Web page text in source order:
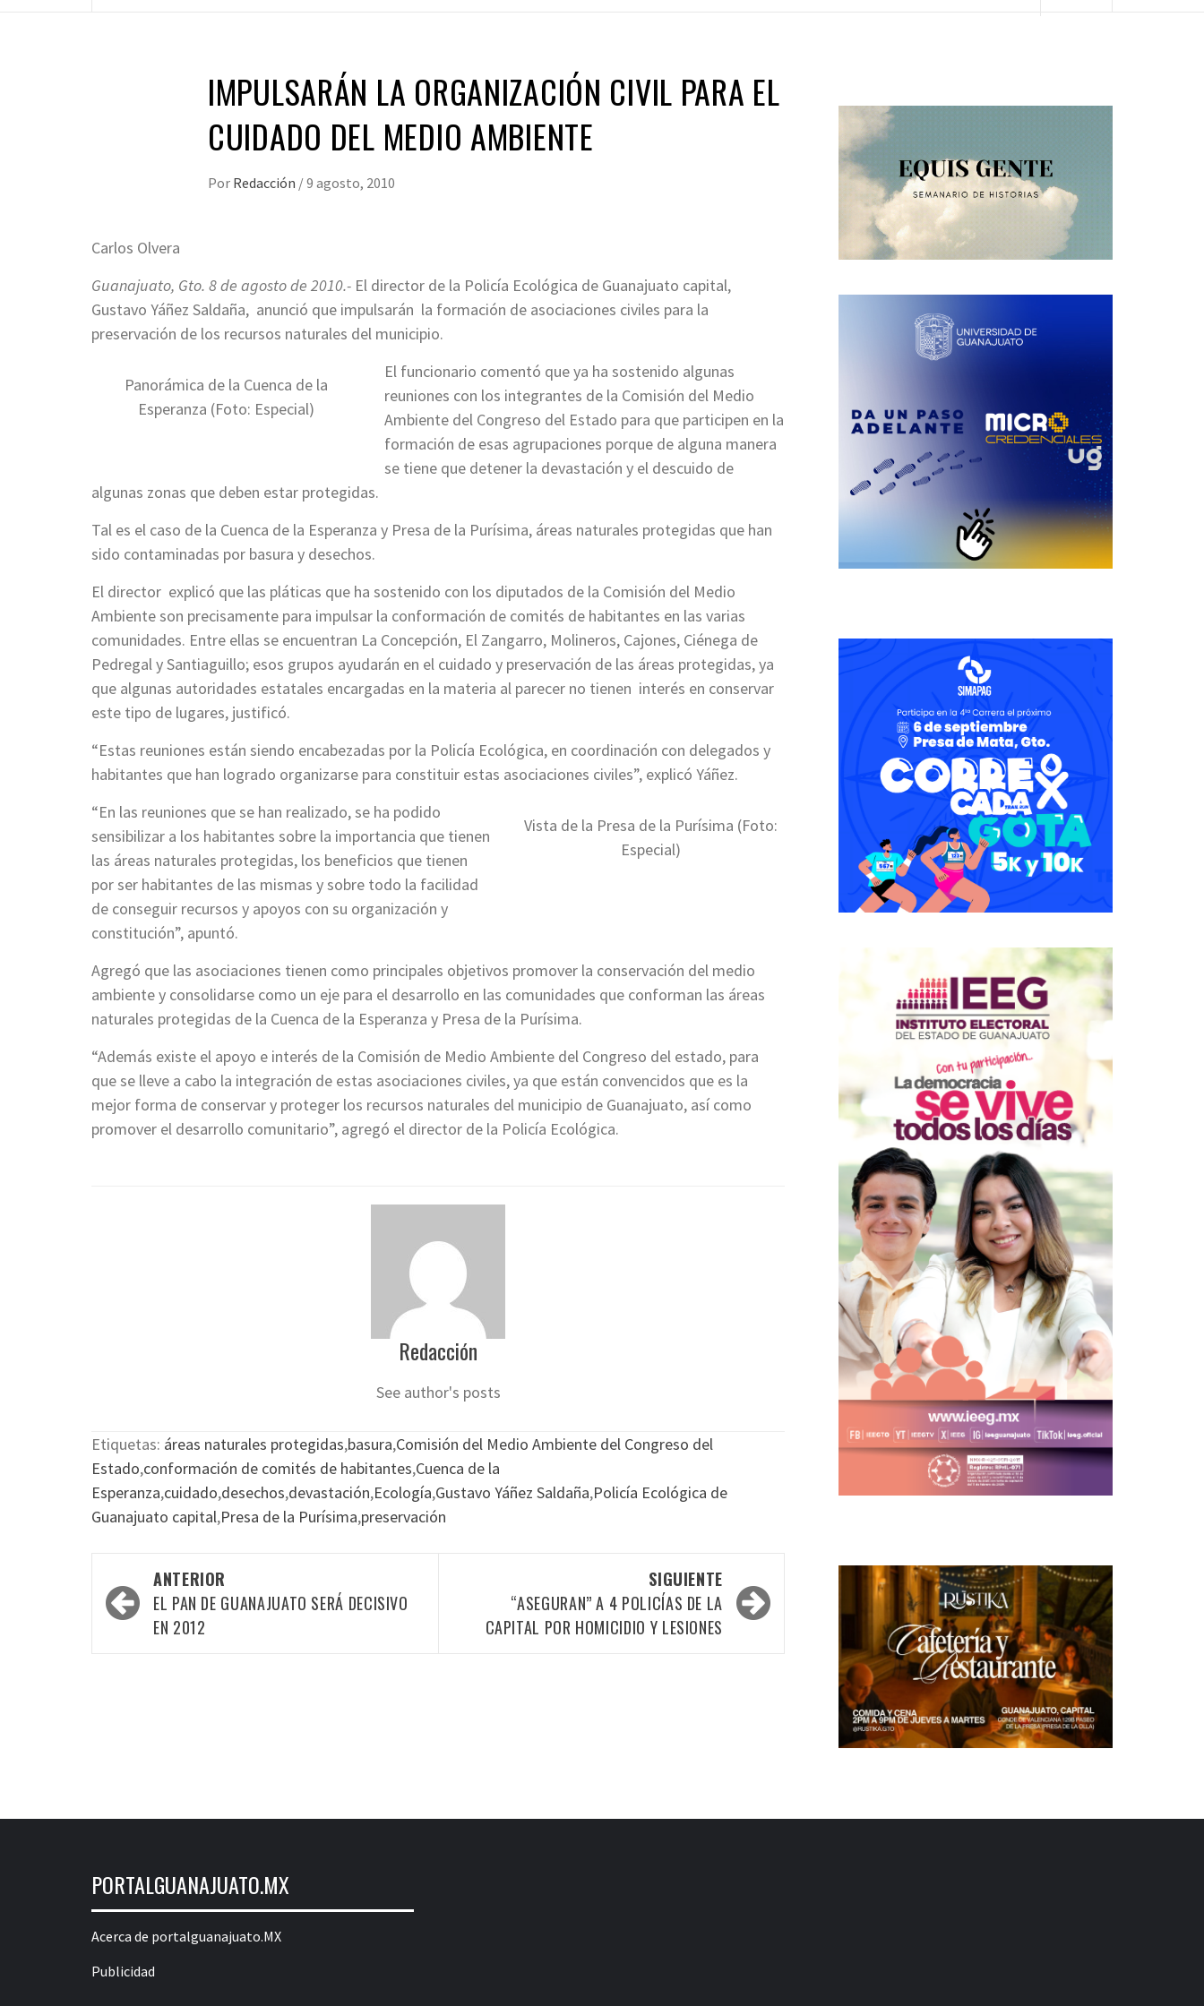
IMPULSARÁN LA ORGANIZACIÓN CIVIL PARA EL
CUIDADO DEL MEDIO AMBIENTE
Por Redacción /9 agosto, 2010
Carlos Olvera
Guanajuato, Gto. 8 de agosto de 2010.- El director de la Policía Ecológica de Guanajuato capital,
Gustavo Yáñez Saldaña, anunció que impulsarán la formación de asociaciones civiles para la
preservación de los recursos naturales del municipio.
Panorámica de la Cuenca de la
Esperanza (Foto: Especial)
El funcionario comentó que ya ha sostenido algunas
reuniones con los integrantes de la Comisión del Medio
Ambiente del Congreso del Estado para que participen en la
formación de esas agrupaciones porque de alguna manera
se tiene que detener la devastación y el descuido de
algunas zonas que deben estar protegidas.
Tal es el caso de la Cuenca de la Esperanza y Presa de la Purísima, áreas naturales protegidas que han
sido contaminadas por basura y desechos.
El director explicó que las pláticas que ha sostenido con los diputados de la Comisión del Medio
Ambiente son precisamente para impulsar la conformación de comités de habitantes en las varias
comunidades. Entre ellas se encuentran La Concepción, El Zangarro, Molineros, Cajones, Ciénega de
Pedregal y Santiaguillo; esos grupos ayudarán en el cuidado y preservación de las áreas protegidas, ya
que algunas autoridades estatales encargadas en la materia al parecer no tienen interés en conservar
este tipo de lugares, justificó.
“Estas reuniones están siendo encabezadas por la Policía Ecológica, en coordinación con delegados y
habitantes que han logrado organizarse para constituir estas asociaciones civiles”, explicó Yáñez.
Vista de la Presa de la Purísima (Foto:
Especial)
“En las reuniones que se han realizado, se ha podido
sensibilizar a los habitantes sobre la importancia que tienen
las áreas naturales protegidas, los beneficios que tienen
por ser habitantes de las mismas y sobre todo la facilidad
de conseguir recursos y apoyos con su organización y
constitución”, apuntó.
Agregó que las asociaciones tienen como principales objetivos promover la conservación del medio
ambiente y consolidarse como un eje para el desarrollo en las comunidades que conforman las áreas
naturales protegidas de la Cuenca de la Esperanza y Presa de la Purísima.
“Además existe el apoyo e interés de la Comisión de Medio Ambiente del Congreso del estado, para
que se lleve a cabo la integración de estas asociaciones civiles, ya que están convencidos que es la
mejor forma de conservar y proteger los recursos naturales del municipio de Guanajuato, así como
promover el desarrollo comunitario”, agregó el director de la Policía Ecológica.
Redacción
See author's posts
Etiquetas: áreas naturales protegidas,basura,Comisión del Medio Ambiente del Congreso del
Estado,conformación de comités de habitantes,Cuenca de la
Esperanza,cuidado,desechos,devastación,Ecología,Gustavo Yáñez Saldaña,Policía Ecológica de
Guanajuato capital,Presa de la Purísima,preservación
Navegación
por
ANTERIOR
EL PAN DE GUANAJUATO SERÁ DECISIVO
EN 2012
SIGUIENTE
“ASEGURAN” A 4 POLICÍAS DE LA
CAPITAL POR HOMICIDIO Y LESIONES
PORTALGUANAJUATO.MX
Acerca de portalguanajuato.MX
Publicidad